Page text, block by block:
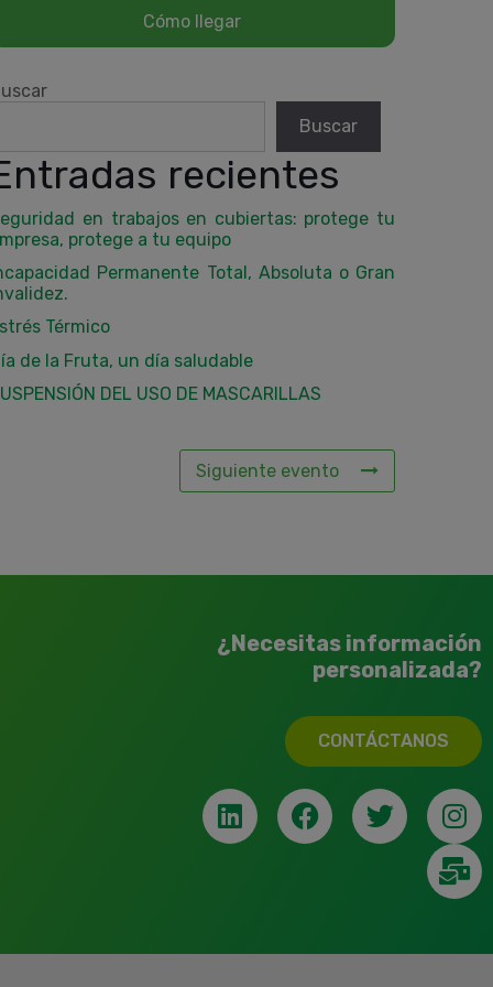
Buscar
recientes
en trabajos en cubiertas: protege tu
protege a tu equipo
Permanente Total, Absoluta o Gran
Térmico
de la Fruta, un día saludable
DEL USO DE MASCARILLAS
Siguiente evento
¿Necesitas información
personalizada?
CONTÁCTANOS